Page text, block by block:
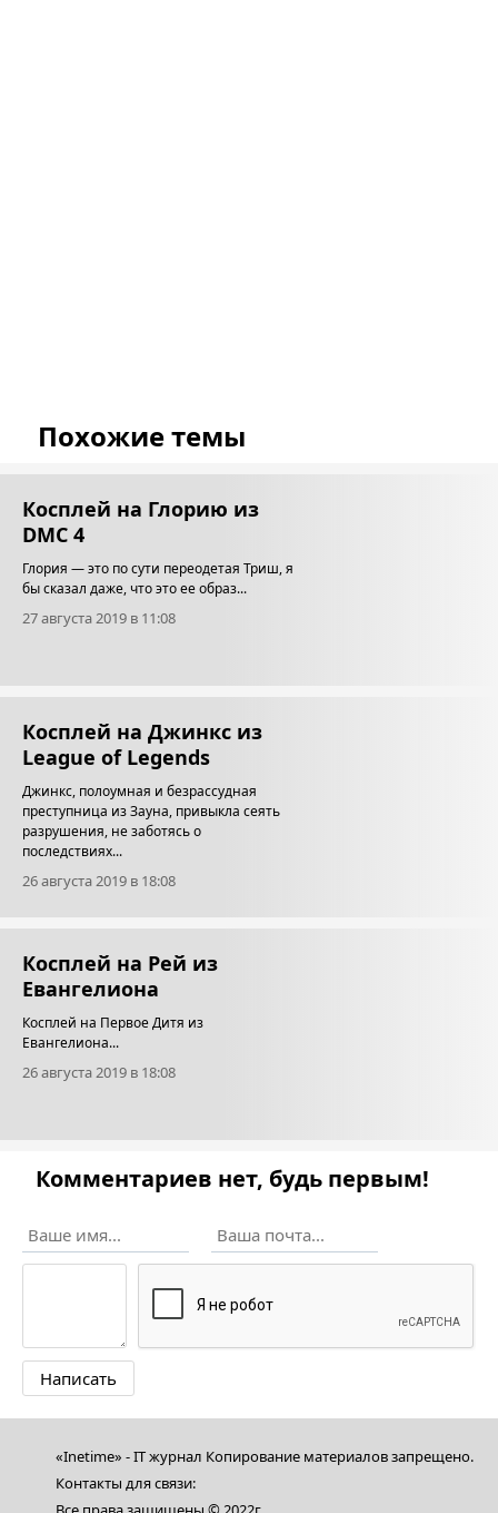
Похожие темы
Косплей на Глорию из
DMC 4
Глория — это по сути переодетая Триш, я
бы сказал даже, что это ее образ...
27 августа 2019 в 11:08
Косплей на Джинкс из
League of Legends
Джинкс, полоумная и безрассудная
преступница из Зауна, привыкла сеять
разрушения, не заботясь о
последствиях...
26 августа 2019 в 18:08
Косплей на Рей из
Евангелиона
Косплей на Первое Дитя из
Евангелиона...
26 августа 2019 в 18:08
Комментариев нет, будь первым!
«Inetime» - IT журнал Копирование материалов запрещено.
Контакты для связи: